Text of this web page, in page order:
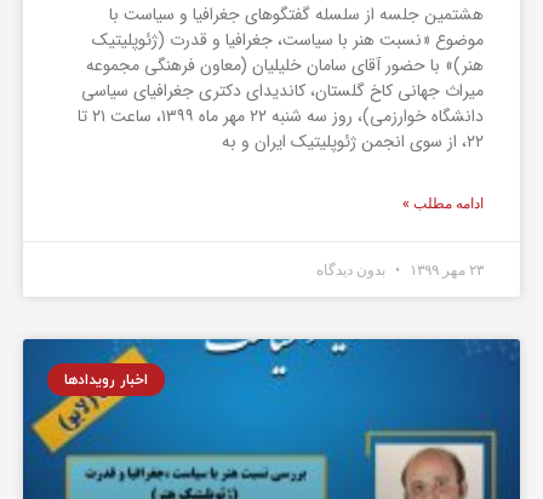
هشتمین جلسه از سلسله گفتگوهای جغرافیا و سیاست با
موضوع «نسبت هنر با سیاست، جغرافیا و قدرت (ژئوپلیتیک
هنر)» با حضور آقای سامان خلیلیان (معاون فرهنگی مجموعه
میراث جهانی کاخ گلستان، کاندیدای دکتری جغرافیای سیاسی
دانشگاه خوارزمی)، روز سه شنبه ۲۲ مهر ماه ۱۳۹۹، ساعت ۲۱ تا
۲۲، از سوی انجمن ژئوپلیتیک ایران و به
ادامه مطلب »
۲۳ مهر ۱۳۹۹ بدون دیدگاه
اخبار رویدادها